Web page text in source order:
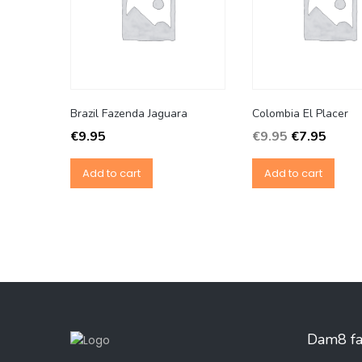
Brazil Fazenda Jaguara
€9.95
Add to cart
Colombia El Placer
€9.95 €7.95
Add to cart
Dam8